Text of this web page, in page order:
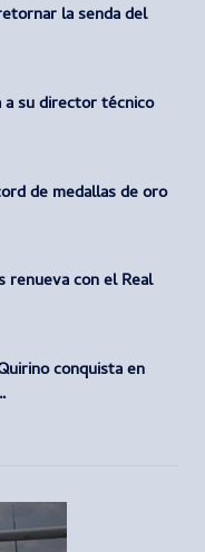
la senda del
su director técnico
de medallas de oro
renueva con el Real
conquista en